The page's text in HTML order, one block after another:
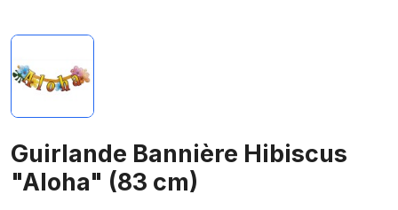
Guirlande Bannière Hibiscus
"Aloha" (83 cm)